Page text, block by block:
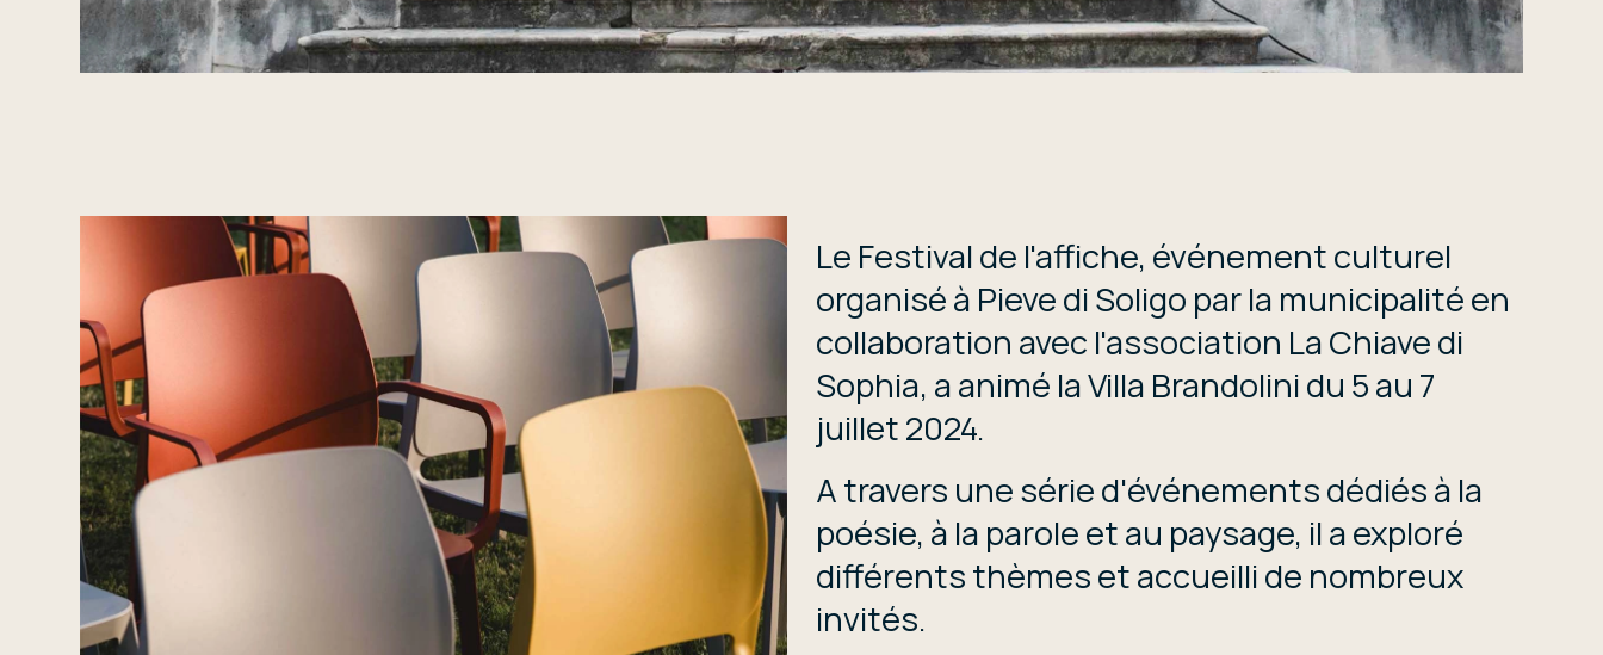
Le Festival de l'affiche, événement culturel
organisé à Pieve di Soligo par la municipalité en
collaboration avec l'association La Chiave di
Sophia, a animé la Villa Brandolini du 5 au 7
juillet 2024.
A travers une série d'événements dédiés à la
poésie, à la parole et au paysage, il a exploré
différents thèmes et accueilli de nombreux
invités.